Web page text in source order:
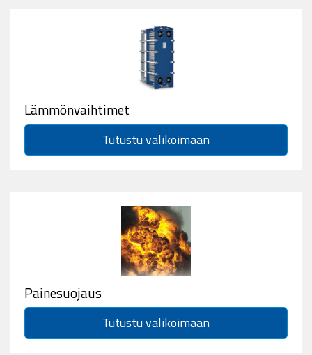
Lämmönvaihtimet
Tutustu valikoimaan
Painesuojaus
Tutustu valikoimaan